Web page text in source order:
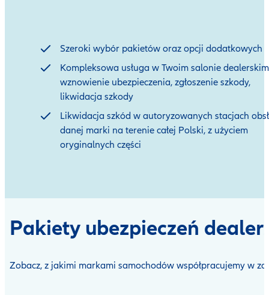
Szeroki wybór pakietów oraz opcji dodatkowych
Kompleksowa usługa w Twoim salonie
wznowienie ubezpieczenia, zgłoszenie szkody,
likwidacja szkody
Likwidacja szkód w autoryzowanych stacjach
danej marki na terenie całej Polski, z użyciem
oryginalnych części
Pakiety ubezpieczeń
Zobacz, z jakimi markami samochodów współpracujemy w